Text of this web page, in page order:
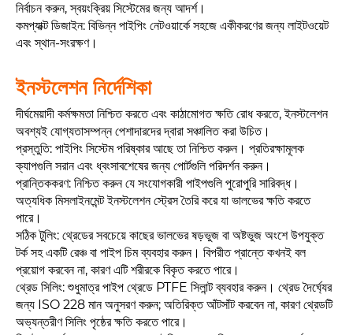
নির্বাচন করুন, স্বয়ংক্রিয় সিস্টেমের জন্য আদর্শ।
কমপ্যাক্ট ডিজাইন: বিভিন্ন পাইপিং নেটওয়ার্কে সহজে একীকরণের জন্য লাইটওয়েট
এবং স্থান-সংরক্ষণ।
ইনস্টলেশন নির্দেশিকা
দীর্ঘমেয়াদী কর্মক্ষমতা নিশ্চিত করতে এবং কাঠামোগত ক্ষতি রোধ করতে, ইনস্টলেশন
অবশ্যই যোগ্যতাসম্পন্ন পেশাদারদের দ্বারা সঞ্চালিত করা উচিত।
প্রস্তুতি: পাইপিং সিস্টেম পরিষ্কার আছে তা নিশ্চিত করুন। প্রতিরক্ষামূলক
ক্যাপগুলি সরান এবং ধ্বংসাবশেষের জন্য পোর্টগুলি পরিদর্শন করুন।
প্রান্তিককরণ: নিশ্চিত করুন যে সংযোগকারী পাইপগুলি পুরোপুরি সারিবদ্ধ।
অত্যধিক মিসলাইনমেন্ট ইনস্টলেশন স্ট্রেস তৈরি করে যা ভালভের ক্ষতি করতে
পারে।
সঠিক টুলিং: থ্রেডের সবচেয়ে কাছের ভালভের ষড়ভুজ বা অষ্টভুজ অংশে উপযুক্ত
টর্ক সহ একটি রেঞ্চ বা পাইপ চিম ব্যবহার করুন। বিপরীত প্রান্তে কখনই বল
প্রয়োগ করবেন না, কারণ এটি শরীরকে বিকৃত করতে পারে।
থ্রেড সিলিং: শুধুমাত্র পাইপ থ্রেডে PTFE সিলান্ট ব্যবহার করুন। থ্রেড দৈর্ঘ্যের
জন্য ISO 228 মান অনুসরণ করুন; অতিরিক্ত আঁটসাঁট করবেন না, কারণ থ্রেডটি
অভ্যন্তরীণ সিলিং পৃষ্ঠের ক্ষতি করতে পারে।